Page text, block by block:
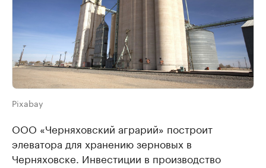
Pixabay
ООО «Черняховский аграрий» построит
элеватора для хранению зерновых в
Черняховске. Инвестиции в производство